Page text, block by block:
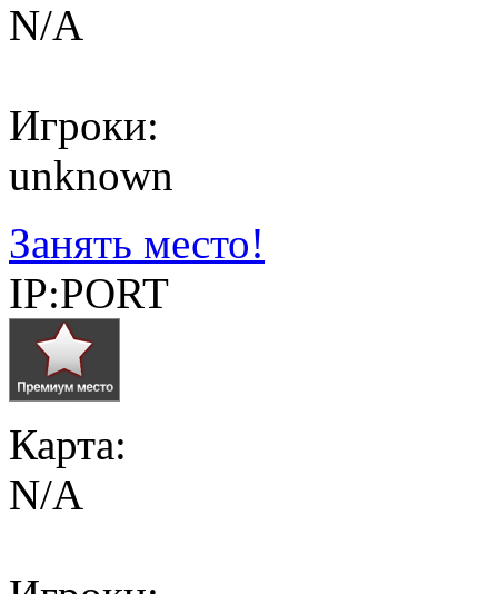
N/A
Игроки:
unknown
Занять место!
IP:PORT
Карта:
N/A